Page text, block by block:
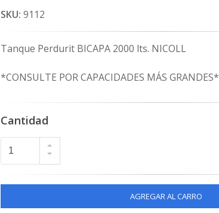
SKU: 9112
Tanque Perdurit BICAPA 2000 lts. NICOLL
*CONSULTE POR CAPACIDADES MÁS GRANDES*
Cantidad
AGREGAR AL CARRO